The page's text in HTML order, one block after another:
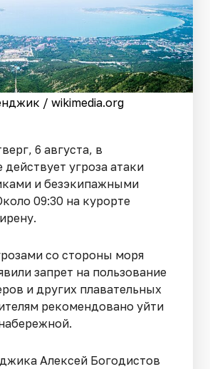
/ wikimedia.org
6 августа, в
действует угроза атаки
и безэкипажными
09:30 на курорте
со стороны моря
запрет на пользование
и других плавательных
рекомендовано уйти
Алексей Богодистов